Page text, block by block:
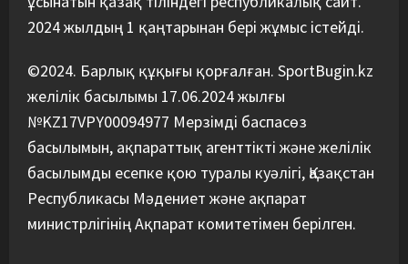
2024 жылдың 1 қаңтарынан бері жұмыс істейді.
©2024. Барлық құқығы қорғалған. SportBugin.kz
желілік басылымы 17.06.2024 жылғы
№KZ17VPY00094977 Мерзімді баспасөз
басылымын, ақпараттық агенттікті және желілік
басылымды есепке қою туралы куәлігі, Қазақстан
Республикасы Мәдениет және ақпарат
министрлігінің Ақпарат комитетімен берілген.